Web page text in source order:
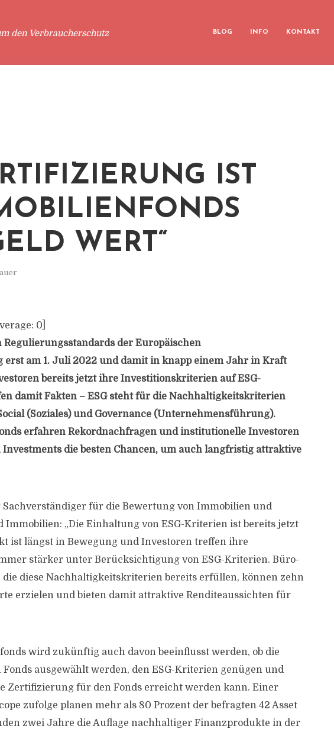
den Verbraucherschutz BLOG INFO KONTAKT
IST
WERT“
0
Regulierungsstandards der Europäischen
erst am 1. Juli 2022 und damit in knapp einem Jahr in Kraft
bereits jetzt ihre Investitionskriterien auf ESG-
damit Fakten – ESG steht für die Nachhaltigkeitskriterien
(Soziales) und Governance (Unternehmensführung).
erfahren Rekordnachfragen und institutionelle Investoren
Investments die besten Chancen, um auch langfristig attraktive
für die Bewertung von Immobilien und
Immobilien: „Die Einhaltung von ESG-Kriterien ist bereits jetzt
ist längst in Bewegung und Investoren treffen ihre
stärker unter Berücksichtigung von ESG-Kriterien. Büro-
die diese Nachhaltigkeitskriterien bereits erfüllen, können zehn
erzielen und bieten damit attraktive Renditeaussichten für
wird zukünftig auch davon beeinflusst werden, ob die
ausgewählt werden, den ESG-Kriterien genügen und
Zertifizierung für den Fonds erreicht werden kann. Einer
zufolge planen mehr als 80 Prozent der befragten 42 Asset
zwei Jahre die Auflage nachhaltiger Finanzprodukte in der